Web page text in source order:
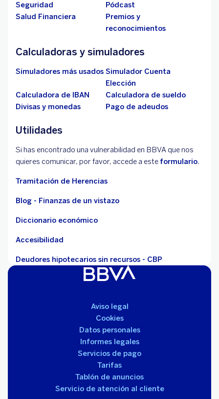
Seguridad
Pódcast
Salud Financiera
Premios y
reconocimientos
Calculadoras y simuladores
Simuladores más usados Simulador Cuenta
Elección
Calculadora de IBAN
Calculadora de sueldo
Divisas y monedas
Pago de adeudos
Utilidades
Si has encontrado una vulnerabilidad en BBVA que nos
quieres comunicar, por favor, accede a este formulario.
Tramitación de Herencias
Blog - Finanzas de un vistazo
Diccionario económico
Accesibilidad
Deudores hipotecarios sin recursos - CBP
Aviso legal
Cookies
Datos personales
Informes legales
Servicios de pago
Tarifas
Tablón de anuncios
Servicio de atención al cliente